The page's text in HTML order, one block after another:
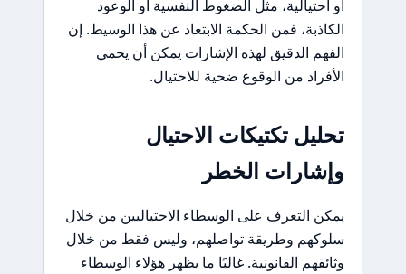
أو احتيالية، مثل الضغوط النفسية أو الوعود
الكاذبة، فمن الحكمة الابتعاد عن هذا الوسيط. إن
الفهم الدقيق لهذه الإشارات يمكن أن يحمي
الأفراد من الوقوع ضحية للاحتيال.
تحليل تكتيكات الاحتيال
وإشارات الخطر
يمكن التعرف على الوسطاء الاحتياليين من خلال
سلوكهم وطريقة تواصلهم، وليس فقط من خلال
وثائقهم القانونية. غالبًا ما يظهر هؤلاء الوسطاء